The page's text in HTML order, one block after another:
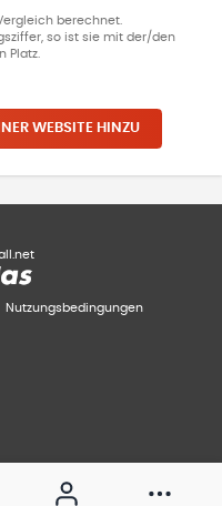
berechnet.
so ist sie mit der/den
Platz.
WEBSITE HINZU
Nutzungsbedingungen